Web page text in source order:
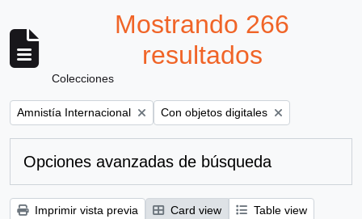
Mostrando 266
resultados
Colecciones
Remove filter:
Amnistía Internacional Remove filter:
Con objetos digitales
Opciones avanzadas de búsqueda
Imprimir vista previa Card view
Table view